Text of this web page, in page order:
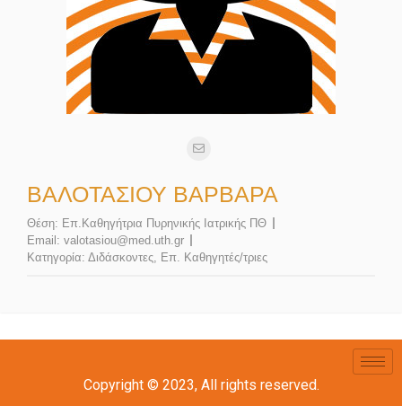
ΒΑΛΟΤΆΣΙΟΥ ΒΑΡΒΆΡΑ
Θέση: Επ.Καθηγήτρια Πυρηνικής Ιατρικής ΠΘ
Email: valotasiou@med.uth.gr
Κατηγορία: Διδάσκοντες, Επ. Καθηγητές/τριες
Copyright © 2023, All rights reserved.